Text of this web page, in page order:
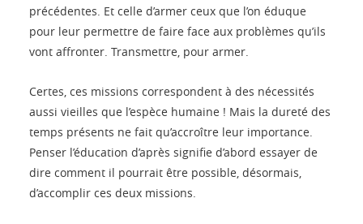
précédentes. Et celle d’armer ceux que l’on éduque
pour leur permettre de faire face aux problèmes qu’ils
vont affronter. Transmettre, pour armer.
Certes, ces missions correspondent à des nécessités
aussi vieilles que l’espèce humaine ! Mais la dureté des
temps présents ne fait qu’accroître leur importance.
Penser l’éducation d’après signifie d’abord essayer de
dire comment il pourrait être possible, désormais,
d’accomplir ces deux missions.